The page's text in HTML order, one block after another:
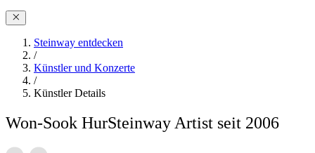
Steinway entdecken
/
Künstler und Konzerte
/
Künstler Details
Won-Sook HurSteinway Artist seit 2006